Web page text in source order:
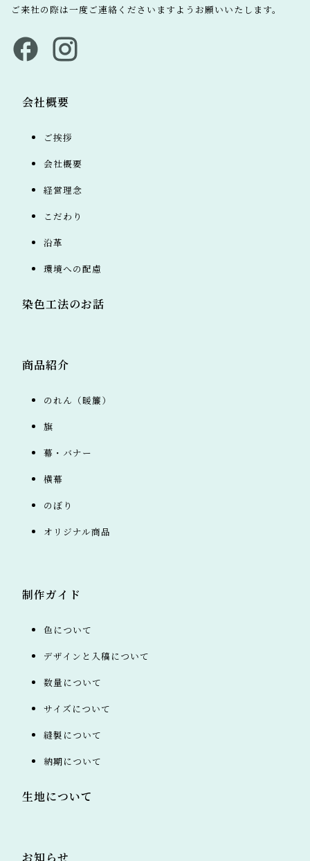
ご来社の際は一度ご連絡くださいますようお願いいたします。
会社概要
ご挨拶
会社概要
経営理念
こだわり
沿革
環境への配慮
染色工法のお話
商品紹介
のれん（暖簾）
旗
幕・バナー
横幕
のぼり
オリジナル商品
制作ガイド
色について
デザインと入稿について
数量について
サイズについて
縫製について
納期について
生地について
お知らせ